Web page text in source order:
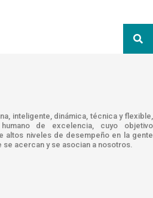
inteligente, dinámica, técnica y flexible,
de excelencia, cuyo objetivo
altos niveles de desempeño en la gente
acercan y se asocian a nosotros.